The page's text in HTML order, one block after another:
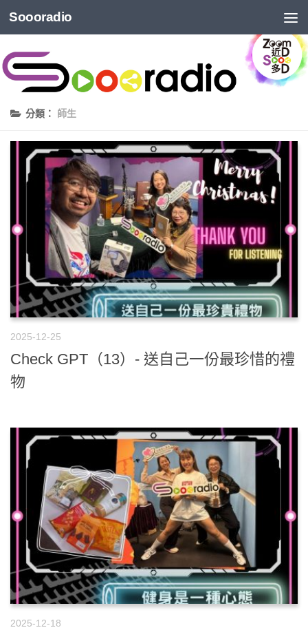
Soooradio
分類： 師生
2025-12-25
Check GPT（13）- 送自己一份最珍惜的禮
物
2025-12-18